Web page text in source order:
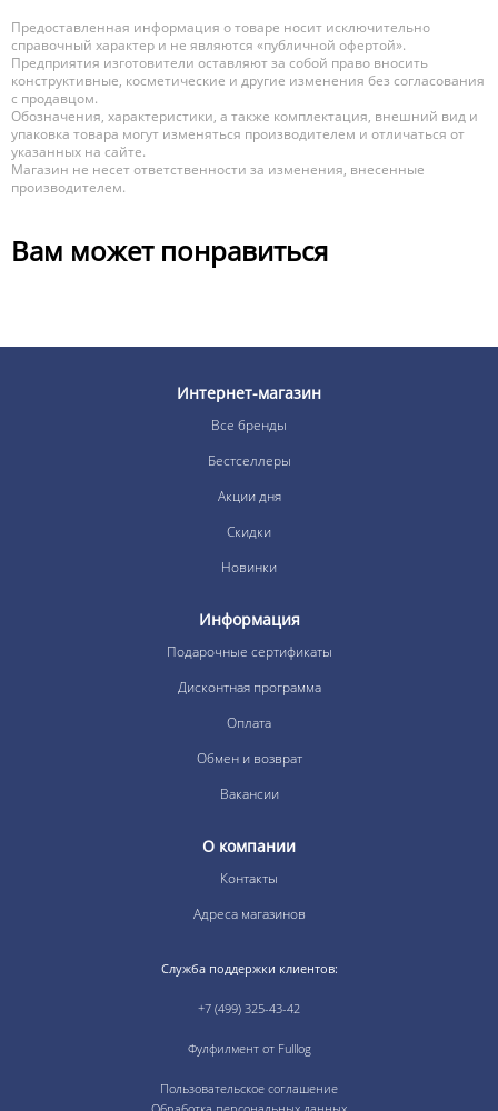
Предоставленная информация о товаре носит исключительно
справочный характер и не являются «публичной офертой».
Предприятия изготовители оставляют за собой право вносить
конструктивные, косметические и другие изменения без согласования
с продавцом.
Обозначения, характеристики, а также комплектация, внешний вид и
упаковка товара могут изменяться производителем и отличаться от
указанных на сайте.
Магазин не несет ответственности за изменения, внесенные
производителем.
Вам может понравиться
Интернет-магазин
Все бренды
Бестселлеры
Акции дня
Скидки
Новинки
Информация
Подарочные сертификаты
Дисконтная программа
Оплата
Обмен и возврат
Вакансии
О компании
Контакты
Адреса магазинов
Служба поддержки клиентов:
+7 (499) 325-43-42
Фулфилмент от Fulllog
Пользовательское соглашение